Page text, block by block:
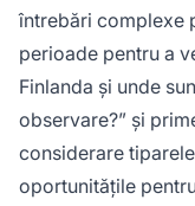
întrebări complexe
perioade pentru a
Finlanda și unde
observare?” și
considerare
oportunitățile